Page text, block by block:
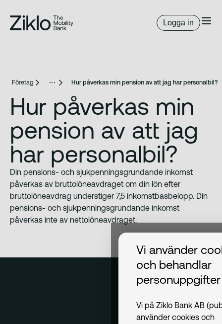
Logga in
Företag Hur påverkas min pension av att jag har personalbil?
Hur påverkas min
pension av att jag
har personalbil?
Din pensions- och sjukpenningsgrundande inkomst
påverkas av bruttolöneavdraget om din lön efter
bruttolöneavdrag understiger 7,5 inkomstbasbelopp. Din
pensions- och sjukpenningsgrundande inkomst
påverkas inte av nettolöneavdraget.
Vi använder
och behandlar
personuppgifter
Vi på Ziklo Bank AB
använder cookies och